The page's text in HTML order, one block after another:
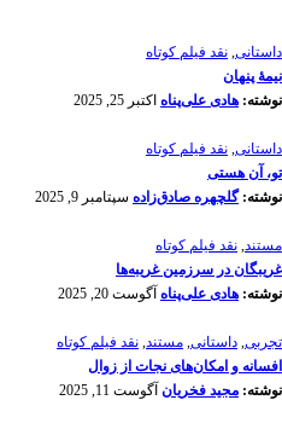
داستانی, نقد فیلم کوتاه
نیمۀ پنهان
نوشته: هادی علی‌پناه اکتبر 25, 2025
داستانی, نقد فیلم کوتاه
تو، آن هستی
نوشته:گلچهره صادق‌زاده سپتامبر 9, 2025
مستند, نقد فیلم کوتاه
غریبگان در سرزمین غریبه‌ها
نوشته: هادی علی‌پناه آگوست 20, 2025
تجربی, داستانی, مستند, نقد فیلم کوتاه
افسانه‌ و امکان‌های نجات از زوال
نوشته: مجید فخریان آگوست 11, 2025